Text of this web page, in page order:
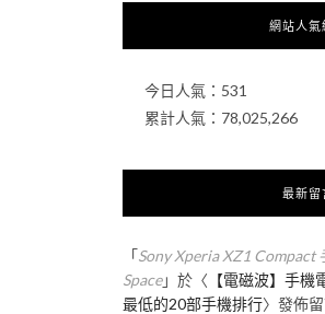
網站人氣
今日人氣： 531
累計人氣： 78,025,266
最新留
「Sony Xperia XZ1 Compact
Space」於〈 【電磁波】手機
最低的20部手機排行〉發佈